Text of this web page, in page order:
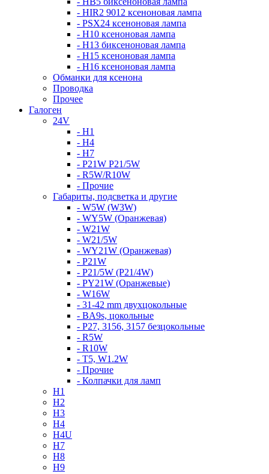
- HIR2 9012 ксеноновая лампа
- PSX24 ксеноновая лампа
- H10 ксеноновая лампа
- H13 биксеноновая лампа
- H15 ксеноновая лампа
- H16 ксеноновая лампа
Обманки для ксенона
Проводка
Прочее
Галоген
24V
- H1
- H4
- H7
- P21W P21/5W
- R5W/R10W
- Прочие
Габариты, подсветка и другие
- W5W (W3W)
- WY5W (Оранжевая)
- W21W
- W21/5W
- WY21W (Оранжевая)
- P21W
- P21/5W (P21/4W)
- PY21W (Оранжевые)
- W16W
- 31-42 mm двухцокольные
- BA9s, цокольные
- P27, 3156, 3157 безцокольные
- R5W
- R10W
- T5, W1.2W
- Прочие
- Колпачки для ламп
H1
H2
H3
H4
H4U
H7
H8
H9